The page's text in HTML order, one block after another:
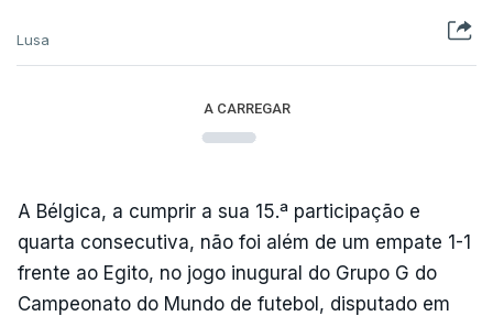
Lusa
A CARREGAR
A Bélgica, a cumprir a sua 15.ª participação e
quarta consecutiva, não foi além de um empate 1-1
frente ao Egito, no jogo inugural do Grupo G do
Campeonato do Mundo de futebol, disputado em